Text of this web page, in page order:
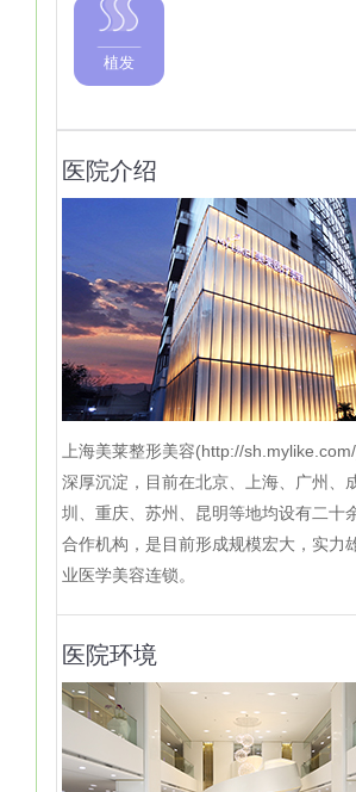
植发
医院介绍
上海美莱整形美容(http://
深厚沉淀，目前在北京、上海、广州、
圳、重庆、苏州、昆明等地均设有二十
合作机构，是目前形成规模宏大，实力
业医学美容连锁。
医院环境